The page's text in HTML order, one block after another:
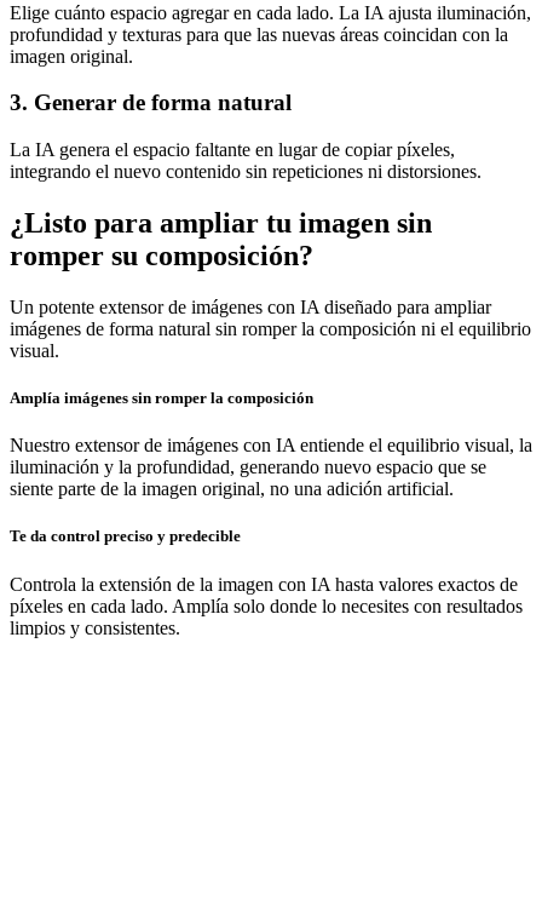
Elige cuánto espacio agregar en cada lado. La IA ajusta iluminación,
profundidad y texturas para que las nuevas áreas coincidan con la
imagen original.
3. Generar de forma natural
La IA genera el espacio faltante en lugar de copiar píxeles,
integrando el nuevo contenido sin repeticiones ni distorsiones.
¿Listo para ampliar tu imagen sin
romper su composición?
Un potente extensor de imágenes con IA diseñado para ampliar
imágenes de forma natural sin romper la composición ni el equilibrio
visual.
Amplía imágenes sin romper la composición
Nuestro extensor de imágenes con IA entiende el equilibrio visual, la
iluminación y la profundidad, generando nuevo espacio que se
siente parte de la imagen original, no una adición artificial.
Te da control preciso y predecible
Controla la extensión de la imagen con IA hasta valores exactos de
píxeles en cada lado. Amplía solo donde lo necesites con resultados
limpios y consistentes.